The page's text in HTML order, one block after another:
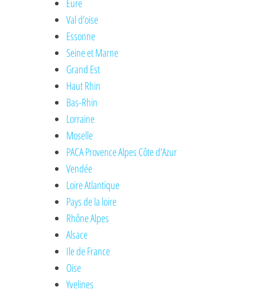
Eure
Val d'oise
Essonne
Seine et Marne
Grand Est
Haut Rhin
Bas-Rhin
Lorraine
Moselle
PACA Provence Alpes Côte d'Azur
Vendée
Loire Atlantique
Pays de la loire
Rhône Alpes
Alsace
Ile de France
Oise
Yvelines